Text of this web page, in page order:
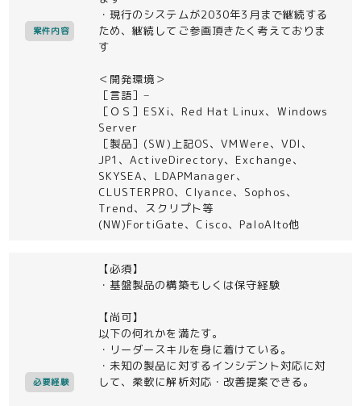
案件内容
・現行のシステムが2030年3月まで継続する
ため、継続してご参画頂きたく考えておりま
す
＜開発環境＞
［言語］−
［ＯＳ］ESXi、Red Hat Linux、Windows
Server
［製品］(SW)上記OS、VMWere、VDI、
JP1、ActiveDirectory、Exchange、
SKYSEA、LDAPManager、
CLUSTERPRO、Clyance、Sophos、
Trend、スクリプト等
(NW)FortiGate、Cisco、PaloAlto他
必要経験
【必須】
・基盤製品の構築もしくは保守経験
【尚可】
以下の何れかを満たす。
・リーダースキルを身に着けている。
・未知の製品に対するインシデント対応に対
して、柔軟に解析対応・改善提案できる。